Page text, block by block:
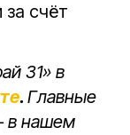
счёт
31» в
. Главные
в нашем